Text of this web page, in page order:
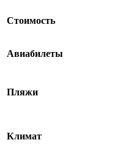
Стоимость
Авиабилеты
Пляжи
Климат